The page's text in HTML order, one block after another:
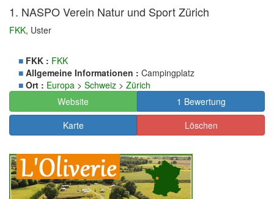
1. NASPO Verein Natur und Sport Zürich
FKK, Uster
■ FKK : FKK
■ Allgemeine Informationen : Campingplatz
■ Ort : Europa > Schweiz > Zürich
Website
1 Bewertung
Karte
Löschen